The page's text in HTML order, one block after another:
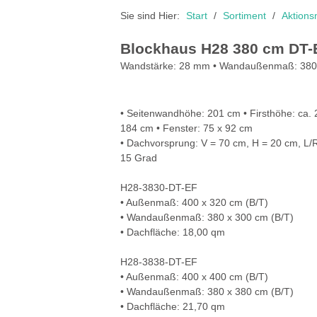
Sie sind Hier: Start Sortiment
Blockhaus H28 380 cm DT-
Wandstärke: 28 mm • Wandaußenmaß:
• Seitenwandhöhe: 201 cm • Firsthöhe: ca.
184 cm • Fenster: 75 x 92 cm
• Dachvorsprung: V = 70 cm, H = 20 cm, L/
15 Grad
H28-3830-DT-EF
• Außenmaß: 400 x 320 cm (B/T)
• Wandaußenmaß: 380 x 300 cm (B/T)
• Dachfläche: 18,00 qm
H28-3838-DT-EF
• Außenmaß: 400 x 400 cm (B/T)
• Wandaußenmaß: 380 x 380 cm (B/T)
• Dachfläche: 21,70 qm